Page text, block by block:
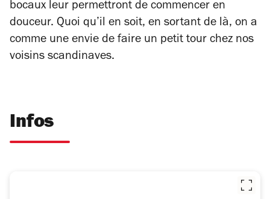
bocaux leur permettront de commencer en
douceur. Quoi qu’il en soit, en sortant de là, on a
comme une envie de faire un petit tour chez nos
voisins scandinaves.
Infos